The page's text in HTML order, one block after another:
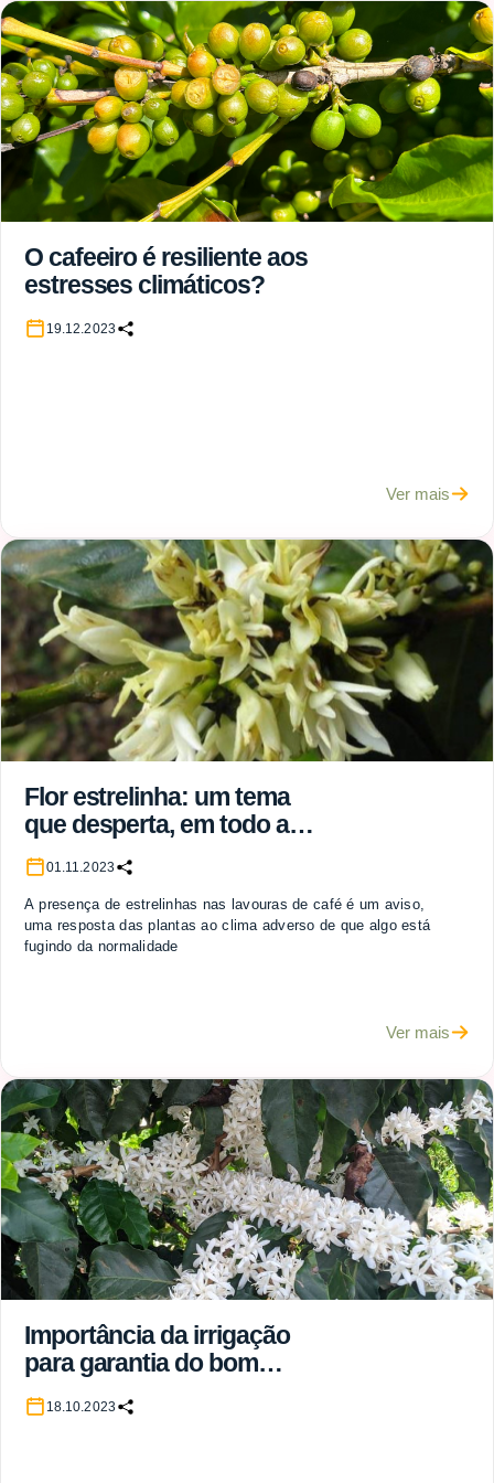
O cafeeiro é resiliente aos
estresses climáticos?
19.12.2023
Ver mais
Flor estrelinha: um tema
que desperta, em todo ano
de calor e seca, a
curiosidade do cafeicultor
01.11.2023
A presença de estrelinhas nas lavouras de café é um aviso,
uma resposta das plantas ao clima adverso de que algo está
fugindo da normalidade
Ver mais
Importância da irrigação
para garantia do bom
pegamento da florada do
cafeeiro arábica
18.10.2023